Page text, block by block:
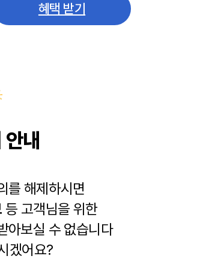
혜택 받기
내
를 해제하시면
등 고객님을 위한
아보실 수 없습니다
겠어요?